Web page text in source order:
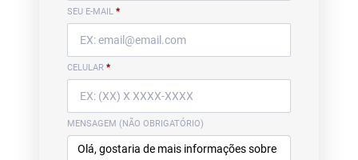
SEU E-MAIL *
CELULAR *
MENSAGEM (NÃO OBRIGATÓRIO)